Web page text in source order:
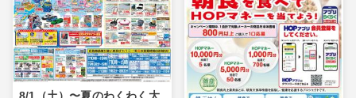
8/1（土）〜夏のわくわく大